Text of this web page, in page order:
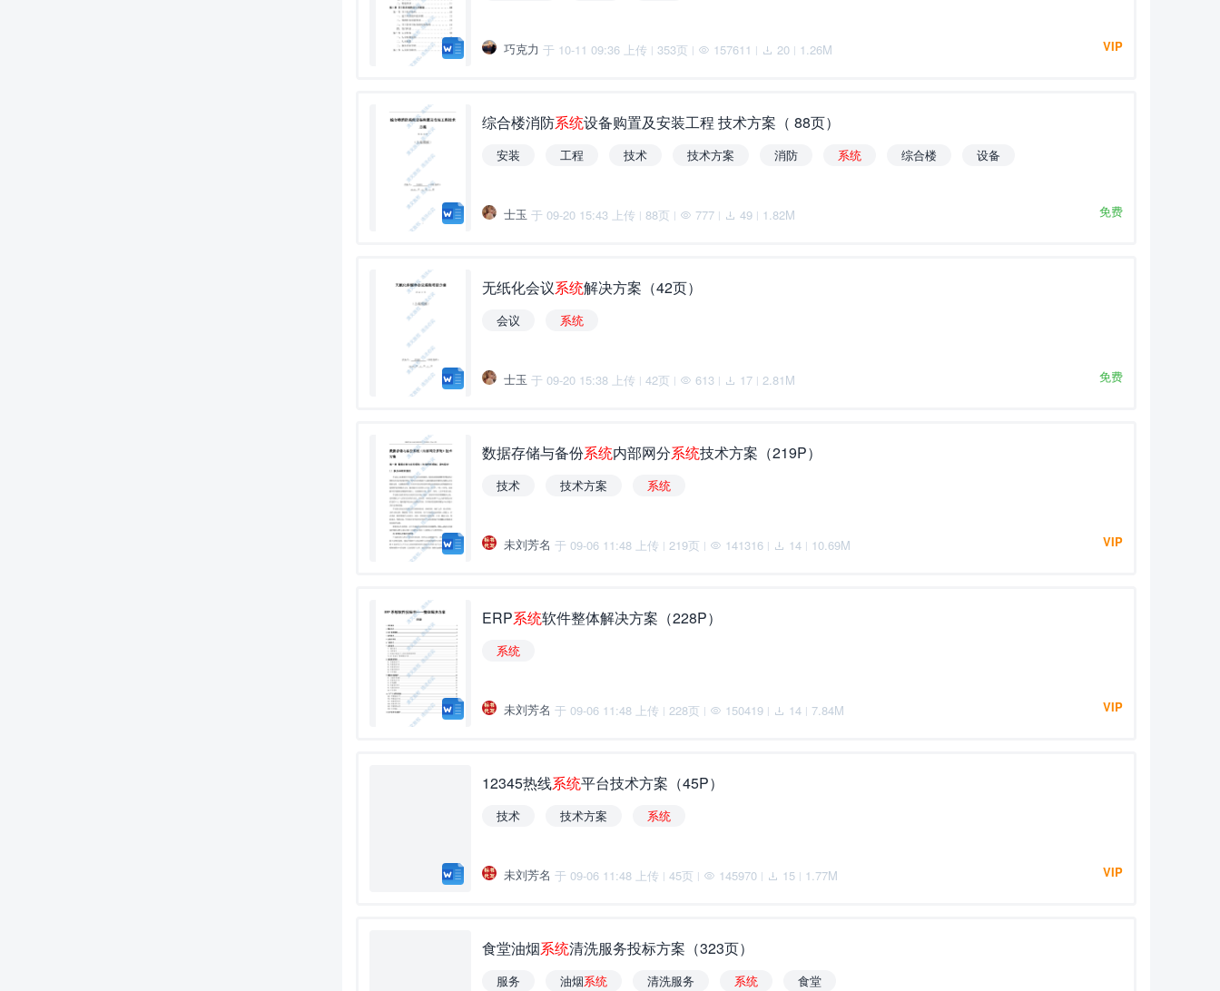
巧克力 于 10-11 09:36 上传 | 353页 | 157611 | 20 | 1.26M VIP
综合楼消防系统设备购置及安装工程 技术方案（ 88页）
安装 工程 技术 技术方案 消防 系统 综合楼 设备
士玉 于 09-20 15:43 上传 | 88页 | 777 | 49 | 1.82M 免费
无纸化会议系统解决方案（42页）
会议 系统
士玉 于 09-20 15:38 上传 | 42页 | 613 | 17 | 2.81M 免费
数据存储与备份系统内部网分系统技术方案（219P）
技术 技术方案 系统
未刘芳名 于 09-06 11:48 上传 | 219页 | 141316 | 14 | 10.69M VIP
ERP系统软件整体解决方案（228P）
系统
未刘芳名 于 09-06 11:48 上传 | 228页 | 150419 | 14 | 7.84M VIP
12345热线系统平台技术方案（45P）
技术 技术方案 系统
未刘芳名 于 09-06 11:48 上传 | 45页 | 145970 | 15 | 1.77M VIP
食堂油烟系统清洗服务投标方案（323页）
服务 油烟系统 清洗服务 系统 食堂